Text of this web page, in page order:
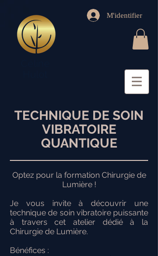
M'identifier
TECHNIQUE DE SOIN
VIBRATOIRE
QUANTIQUE
Optez pour la formation Chirurgie de
Lumière !
Je vous invite à découvrir une
technique de soin vibratoire puissante
à travers cet atelier dédié à la
Chirurgie de Lumière.
Bénéfices :